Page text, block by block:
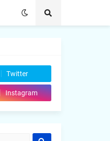
Twitter
Instagram